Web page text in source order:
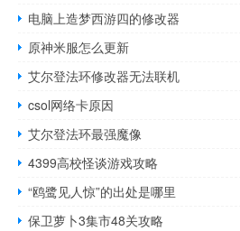
电脑上造梦西游四的修改器
原神米服怎么更新
艾尔登法环修改器无法联机
csol网络卡原因
艾尔登法环最强魔像
4399高校怪谈游戏攻略
“鸥鹭见人惊”的出处是哪里
保卫萝卜3集市48关攻略